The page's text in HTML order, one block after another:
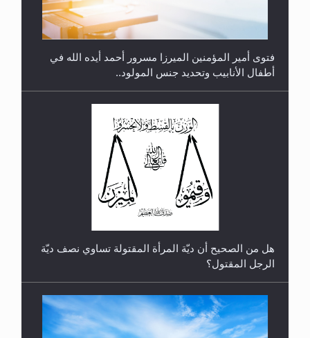
رأيٌ في لغة المسيح الموعود عليه السلام.. 4...
فتوى أمير المؤمنين الميرزا مسرور أحمد أيده الله في
أطفال الأنابيب وتحديد جنس المولود..
الرجل المقتول؟